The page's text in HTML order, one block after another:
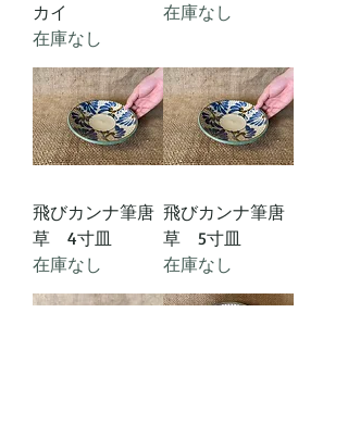
カイ
在庫なし
在庫なし
飛びカンナ筆唐
草 4寸皿
在庫なし
飛びカンナ筆唐
草 5寸皿
在庫なし